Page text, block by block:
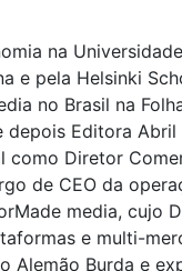
na
e pela Helsinki
no Brasil na
depois Editora
como Diretor
de CEO da
media, cujo
e multi-
Alemão Burda e